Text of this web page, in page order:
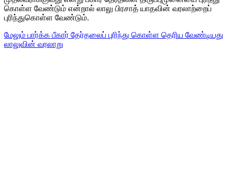
கொள்ள வேண்டும் என்றால் லாலு பிரசாத் யாதவின் வரலாற்றைப்
புரிந்துகொள்ள வேண்டும்.
மேலும் பார்க்க பீகார் தேர்தலைப் புரிந்து கொள்ள தெரிய வேண்டியது
லாலுவின் வரலாறு